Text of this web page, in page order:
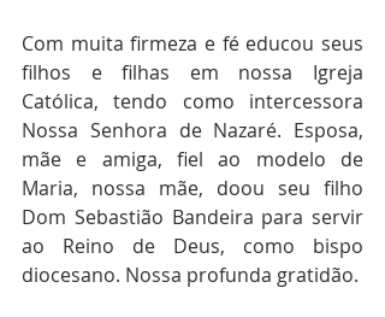
Com muita firmeza e fé educou seus
filhos e filhas em nossa Igreja
Católica, tendo como intercessora
Nossa Senhora de Nazaré. Esposa,
mãe e amiga, fiel ao modelo de
Maria, nossa mãe, doou seu filho
Dom Sebastião Bandeira para servir
ao Reino de Deus, como bispo
diocesano. Nossa profunda gratidão.